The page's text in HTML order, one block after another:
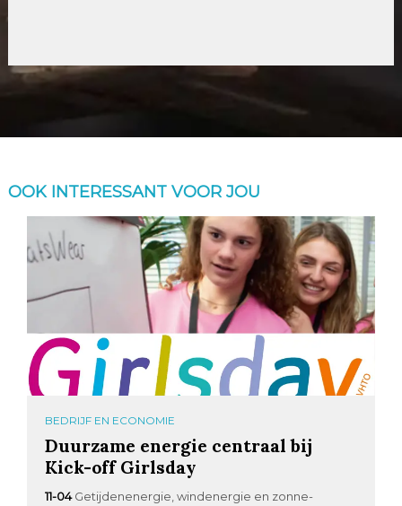
OOK INTERESSANT VOOR JOU
BEDRIJF EN ECONOMIE
Duurzame energie centraal bij
Kick-off Girlsday
11-04 Getijdenenergie, windenergie en zonne-